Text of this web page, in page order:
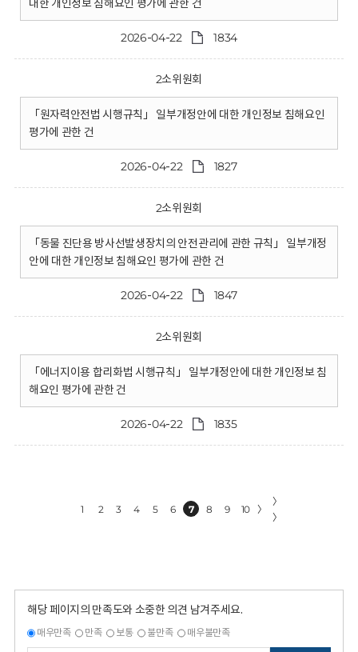
대한 개인정보 침해요인 평가에 관한 건
2026-04-22 1834
2소위원회
「원자력안전법 시행규칙」 일부개정안에 대한 개인정보 침해요인
평가에 관한 건
2026-04-22 1827
2소위원회
「동물 진단용 방사선발생장치의 안전관리에 관한 규칙」 일부개정
안에 대한 개인정보 침해요인 평가에 관한 건
2026-04-22 1847
2소위원회
「에너지이용 합리화법 시행규칙」 일부개정안에 대한 개인정보 침
해요인 평가에 관한 건
2026-04-22 1835
1 2 3 4 5 6 7 8 9 10 〉
〉
〉
해당 페이지의 만족도와 소중한 의견 남겨주세요.
매우만족 만족 보통 불만족 매우불만족